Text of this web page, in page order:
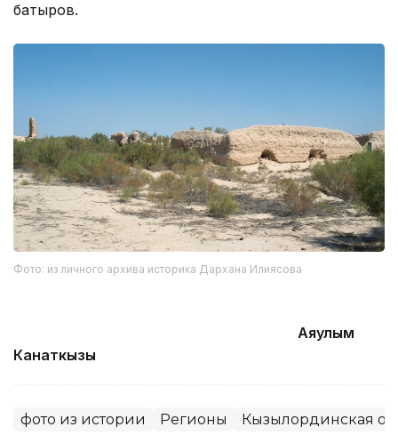
батыров.
Фото: из личного архива историка Дархана Илиясова
Аяулым
Канаткызы
фото из истории Регионы Кызылординская